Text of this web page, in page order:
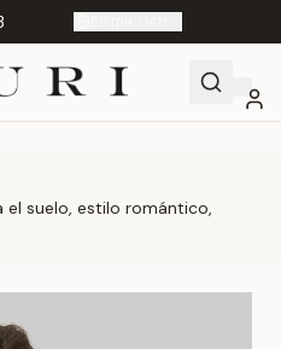
suelo, estilo romántico,